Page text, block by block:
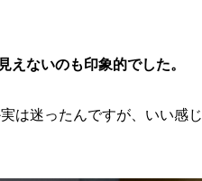
ないのも印象的でした。
は迷ったんですが、いい感じ